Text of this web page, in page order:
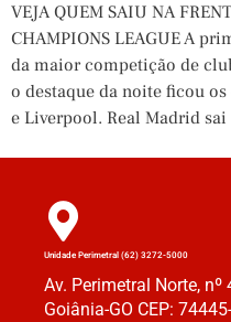
VEJA QUEM SAIU NA
CHAMPIONS LEAGUE A
da maior competição de
o destaque da noite ficou
e Liverpool. Real Madrid
Unidade Perimetral (62) 3272-5000
Av. Perimetral Norte,
Goiânia-GO CEP: